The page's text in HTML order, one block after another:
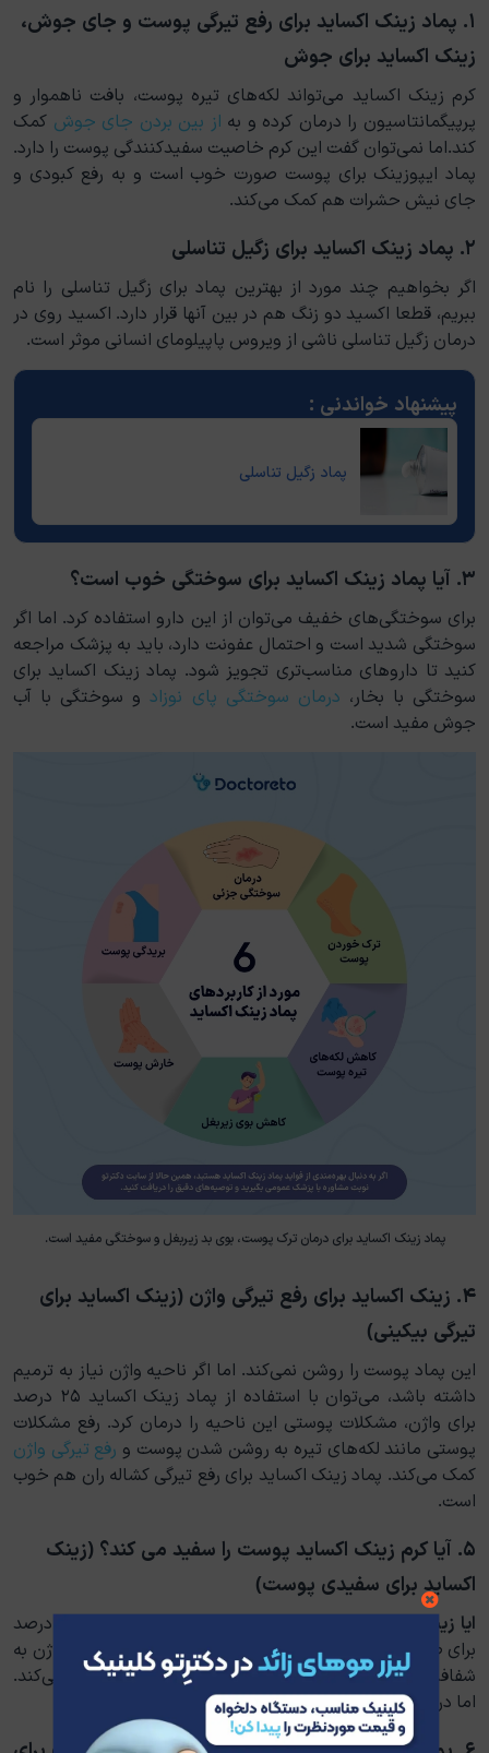
۱. پماد زینک اکساید برای رفع تیرگی پوست و جای جوش،
زینک اکساید برای جوش
کرم زینک اکساید می‌تواند لکه‌های تیره پوست، بافت ناهموار و
پرپیگمانتاسیون را درمان کرده و به از بین بردن جای جوش کمک
کند.اما نمی‌توان گفت این کرم خاصیت سفیدکنندگی پوست را دارد.
پماد ایپوزینک برای پوست صورت خوب است و به رفع کبودی و
جای نیش حشرات هم کمک می‌کند.
۲. پماد زینک اکساید برای زگیل تناسلی
اگر بخواهیم چند مورد از بهترین پماد برای زگیل تناسلی را نام
ببریم، قطعا اکسید دو زنگ هم در بین آنها قرار دارد. اکسید روی در
درمان زگیل تناسلی ناشی از ویروس پاپیلومای انسانی موثر است.
پماد زگیل تناسلی
۳. آیا پماد زینک اکساید برای سوختگی خوب است؟
برای سوختگی‌های خفیف می‌توان از این دارو استفاده کرد. اما اگر
سوختگی شدید است و احتمال عفونت دارد، باید به پزشک مراجعه
کنید تا داروهای مناسب‌تری تجویز شود. پماد زینک اکساید برای
سوختگی با بخار، درمان سوختگی پای نوزادو سوختگی با آب
جوش مفید است.
پماد زینک اکساید برای درمان ترک پوست، بوی بد زیربغل و سوختگی مفید است.
۴. زینک اکساید برای رفع تیرگی واژن (زینک اکساید برای
تیرگی بیکینی)
این پماد پوست را روشن نمی‌کند. اما اگر ناحیه واژن نیاز به ترمیم
داشته باشد، می‌توان با استفاده از پماد زینک اکساید ۲۵ درصد
برای واژن، مشکلات پوستی این ناحیه را درمان کرد. رفع مشکلات
پوستی مانند لکه‌های تیره به روشن شدن پوست و رفع تیرگی واژن
کمک می‌کند. پماد زینک اکساید برای رفع تیرگی کشاله ران هم خوب
است.
۵. آیا کرم زینک اکساید پوست را سفید می کند؟ (زینک
اکساید برای سفیدی پوست)
ایا زینک اکساید برای صورت خوبه؟
پماد زینک اکساید ۲۵ درصد
برای صورت به دلیل خاصیت ترمیم‌کنندگی و تحریک تولید کلاژن به
شفافیت پوست کمک کرده و لکه‌های پوستی تیره را برطرف می‌کند.
اما در تغییر رنگ پوست تاثیری ندارد.